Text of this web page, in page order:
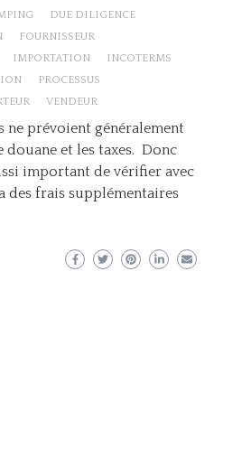
DUE DILIGENCE
FOURNISSEUR
IMPORTATION
INCOTERMS
PROCESSUS
VENDEUR
ne prévoient généralement
douane et les taxes. Donc
important de vérifier avec
des frais supplémentaires